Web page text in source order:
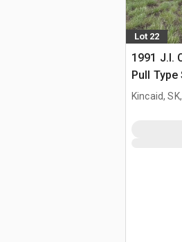
Lot 22
1991 J.I.
Pull Type
Kincaid,